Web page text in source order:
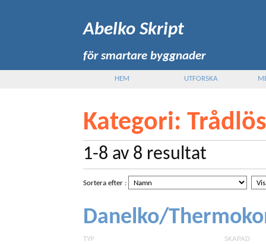
Abelko Skript
för smartare byggnader
HEM UTFORSKA
Kategori:
1-8 av 8 resultat
Sortera efter :
Danelko/
TYP
SKAPAD